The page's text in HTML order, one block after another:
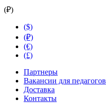
(₽)
($)
(₽)
(€)
(£)
Партнеры
Вакансии для педагогов
Доставка
Контакты